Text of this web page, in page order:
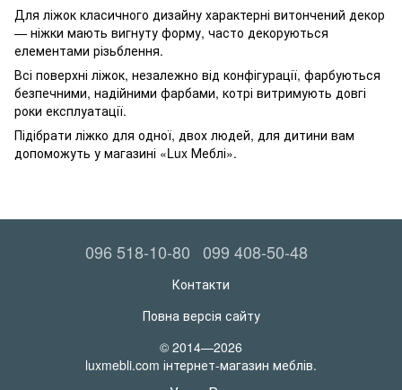
Для ліжок класичного дизайну характерні витончений декор
— ніжки мають вигнуту форму, часто декоруються
елементами різьблення.
Всі поверхні ліжок, незалежно від конфігурації, фарбуються
безпечними, надійними фарбами, котрі витримують довгі
роки експлуатації.
Підібрати ліжко для одної, двох людей, для дитини вам
допоможуть у магазині «Lux Меблі».
096 518-10-80 099 408-50-48
Контакти
Повна версія сайту
© 2014—2026
luxmebli.com інтернет-магазин меблів.